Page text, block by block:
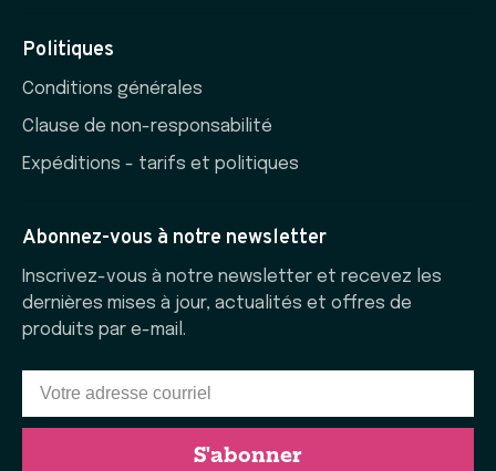
Politiques
Conditions générales
Clause de non-responsabilité
Expéditions - tarifs et politiques
Abonnez-vous à notre newsletter
Inscrivez-vous à notre newsletter et recevez les
dernières mises à jour, actualités et offres de
produits par e-mail.
S'abonner